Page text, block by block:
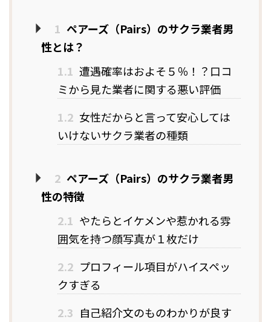
1 ペアーズ（Pairs）のサクラ業者男
性とは？
1.1 遭遇確率はおよそ５％！？口コ
ミから見た業者に関する悪い評価
1.2 女性だからと言って安心しては
いけないサクラ業者の種類
2 ペアーズ（Pairs）のサクラ業者男
性の特徴
2.1 やたらとイケメンや惹かれる雰
囲気を持つ顔写真が１枚だけ
2.2 プロフィール項目がハイスペッ
クすぎる
2.3 自己紹介文のものわかりが良す